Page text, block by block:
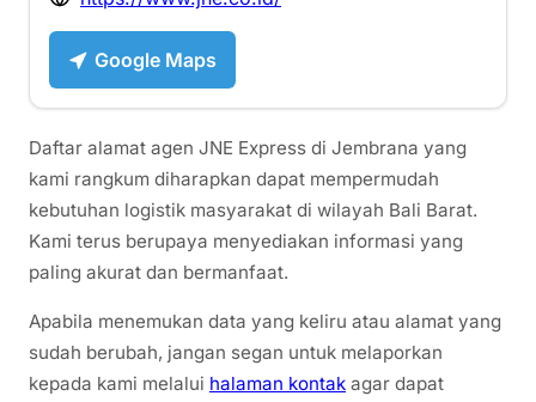
Google Maps
Daftar alamat agen JNE Express di Jembrana yang
kami rangkum diharapkan dapat mempermudah
kebutuhan logistik masyarakat di wilayah Bali Barat.
Kami terus berupaya menyediakan informasi yang
paling akurat dan bermanfaat.
Apabila menemukan data yang keliru atau alamat yang
sudah berubah, jangan segan untuk melaporkan
kepada kami melalui halaman kontak agar dapat